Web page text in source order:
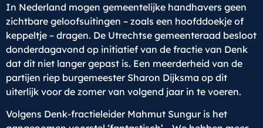
In Nederland mogen gemeentelijke handhavers geen
zichtbare geloofsuitingen – zoals een hoofddoekje of
keppeltje – dragen. De Utrechtse gemeenteraad besloot
donderdagavond op initiatief van de fractie van Denk
dat dit niet langer gepast is. Een meerderheid van de
partijen riep burgemeester Sharon Dijksma op dit
uiterlijk voor de zomer van volgend jaar in te voeren.
Volgens Denk-fractieleider Mahmut Sungur is het